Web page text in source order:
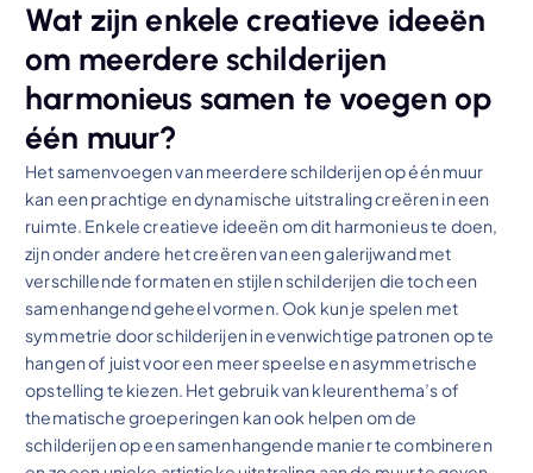
Wat zijn enkele creatieve ideeën
om meerdere schilderijen
harmonieus samen te voegen op
één muur?
Het samenvoegen van meerdere schilderijen op één muur
kan een prachtige en dynamische uitstraling creëren in een
ruimte. Enkele creatieve ideeën om dit harmonieus te doen,
zijn onder andere het creëren van een galerijwand met
verschillende formaten en stijlen schilderijen die toch een
samenhangend geheel vormen. Ook kun je spelen met
symmetrie door schilderijen in evenwichtige patronen op te
hangen of juist voor een meer speelse en asymmetrische
opstelling te kiezen. Het gebruik van kleurenthema’s of
thematische groeperingen kan ook helpen om de
schilderijen op een samenhangende manier te combineren